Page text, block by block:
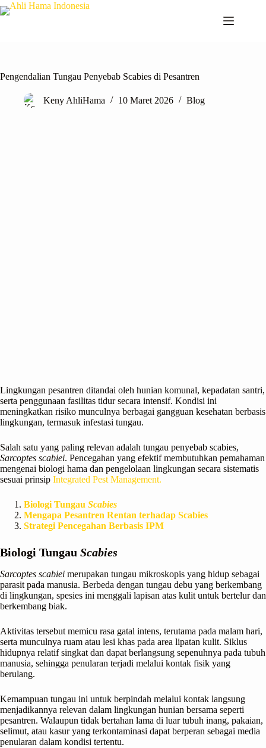
Pengendalian Tungau Penyebab Scabies di Pesantren
Keny AhliHama 10 Maret 2026 Blog
Lingkungan pesantren ditandai oleh hunian komunal, kepadatan santri,
serta penggunaan fasilitas tidur secara intensif. Kondisi ini
meningkatkan risiko munculnya berbagai gangguan kesehatan berbasis
lingkungan, termasuk infestasi tungau.
Salah satu yang paling relevan adalah tungau penyebab scabies,
Sarcoptes scabiei. Pencegahan yang efektif membutuhkan pemahaman
mengenai biologi hama dan pengelolaan lingkungan secara sistematis
sesuai prinsip Integrated Pest Management.
Biologi Tungau Scabies
Mengapa Pesantren Rentan terhadap Scabies
Strategi Pencegahan Berbasis IPM
Biologi Tungau Scabies
Sarcoptes scabiei merupakan tungau mikroskopis yang hidup sebagai
parasit pada manusia. Berbeda dengan tungau debu yang berkembang
di lingkungan, spesies ini menggali lapisan atas kulit untuk bertelur dan
berkembang biak.
Aktivitas tersebut memicu rasa gatal intens, terutama pada malam hari,
serta munculnya ruam atau lesi khas pada area lipatan kulit. Siklus
hidupnya relatif singkat dan dapat berlangsung sepenuhnya pada tubuh
manusia, sehingga penularan terjadi melalui kontak fisik yang
berulang.
Kemampuan tungau ini untuk berpindah melalui kontak langsung
menjadikannya relevan dalam lingkungan hunian bersama seperti
pesantren. Walaupun tidak bertahan lama di luar tubuh inang, pakaian,
selimut, atau kasur yang terkontaminasi dapat berperan sebagai media
penularan dalam kondisi tertentu.